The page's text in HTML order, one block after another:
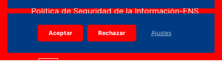
Política de Seguridad de la Información-ENS
Aceptar Rechazar Ajustes